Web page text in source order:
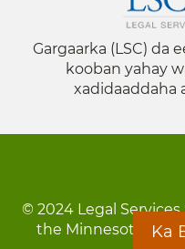
Gargaarka (LSC) da
kooban yahay
xadidaaddaha
© 2024 Legal
the Minnesota
Ka